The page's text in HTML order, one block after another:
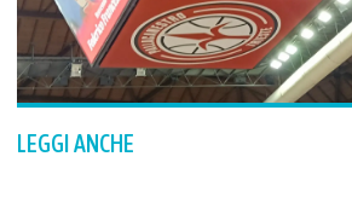
LEGGI ANCHE